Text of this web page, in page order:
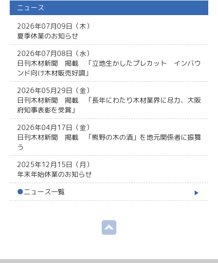
ニュース
2026年07月09日（木）
夏季休業のお知らせ
2026年07月08日（水）
日刊木材新聞 掲載 「立地生かしたプレカット インバウ
ンド向け木材販売好調」
2026年05月29日（金）
日刊木材新聞 掲載 「長年にわたり木材業界に尽力、大阪
府知事表彰を受賞」
2026年04月17日（金）
日刊木材新聞 掲載 「熊野の木の酒」を地元関係者に振舞
う
2025年12月15日（月）
年末年始休業のお知らせ
●ニュース一覧